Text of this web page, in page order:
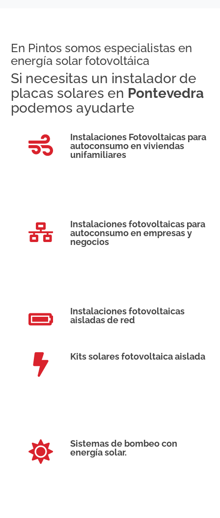
En Pintos somos especialistas en
energía solar fotovoltáica
Si necesitas un instalador de
placas solares en Pontevedra
podemos ayudarte
Instalaciones Fotovoltaicas para
autoconsumo en viviendas
unifamiliares
Instalaciones fotovoltaicas para
autoconsumo en empresas y
negocios
Instalaciones fotovoltaicas
aisladas de red
Kits solares fotovoltaica aislada
Sistemas de bombeo con
energía solar.